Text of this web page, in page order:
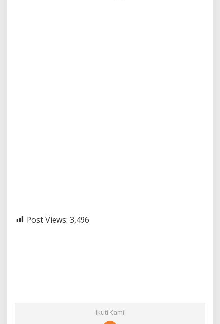
Post Views: 3,496
Ikuti Kami